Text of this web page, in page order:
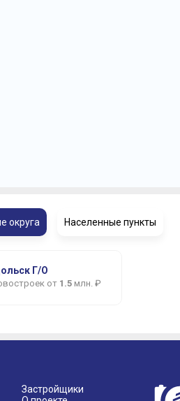
округа Населенные пункты
Г/О
от 1.5млн. ₽
Застройщики